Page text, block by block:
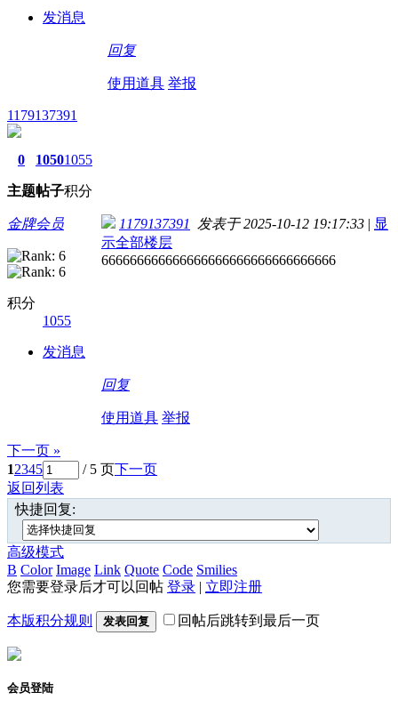
发消息
回复
使用道具 举报
1179137391
0
主题
1050
帖子
1055
积分
金牌会员
积分
1055
发消息
1179137391 发表于 2025-10-12 19:17:33 | 显
示全部楼层
666666666666666666666666666666666
回复
使用道具 举报
下一页 »
12345 / 5 页下一页
返回列表
快捷回复:
高级模式
B Color Image Link Quote Code Smilies
您需要登录后才可以回帖 登录 | 立即注册
本版积分规则 发表回复 回帖后跳转到最后一页
会员登陆